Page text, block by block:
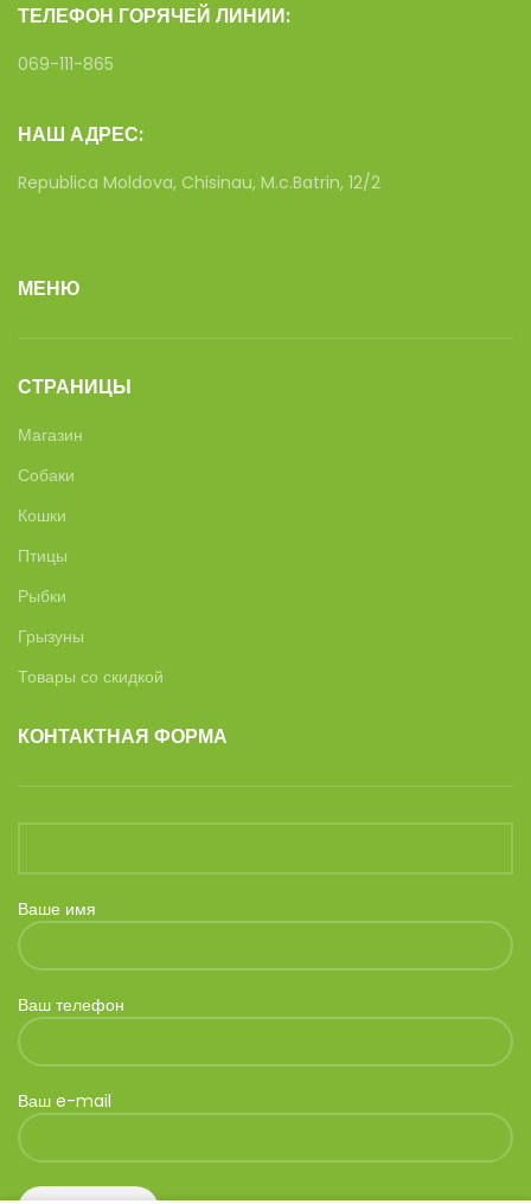
ТЕЛЕФОН ГОРЯЧЕЙ ЛИНИИ:
069-111-865
НАШ АДРЕС:
Republica Moldova, Chisinau, M.c.Batrin, 12/2
МЕНЮ
СТРАНИЦЫ
Магазин
Собаки
Кошки
Птицы
Рыбки
Грызуны
Товары со скидкой
КОНТАКТНАЯ ФОРМА
Ваше имя
Ваш телефон
Ваш e-mail